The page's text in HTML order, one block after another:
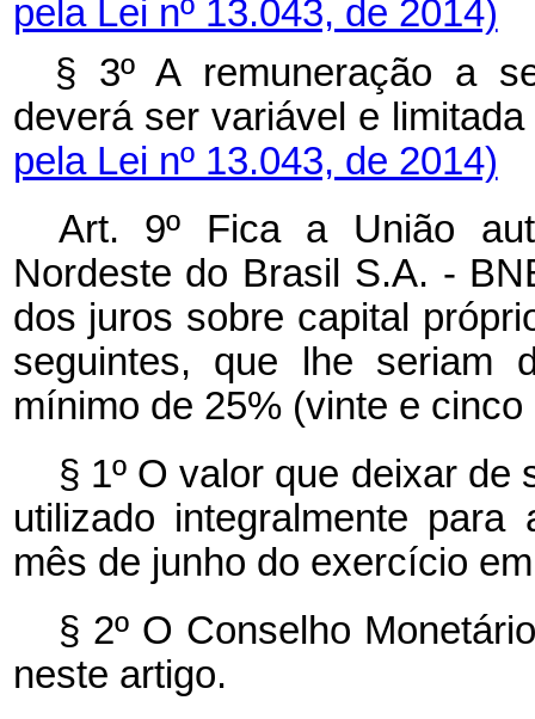
pela Lei nº 13.043, de 2014)
§ 3º A remuneração a
deverá ser variável e
pela Lei nº 13.043, de 2014)
Art. 9º Fica a União
Nordeste do Brasil S.A. -
dos juros sobre capital
seguintes, que lhe seriam
mínimo de 25% (vinte e
§ 1º O valor que deixar
utilizado integralmente
mês de junho do exercício
§ 2º O Conselho
neste artigo.